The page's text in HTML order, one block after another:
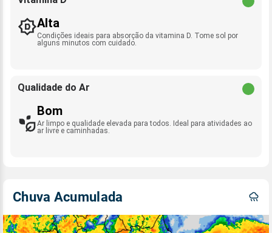
Alta
Condições ideais para absorção da vitamina D. Tome sol por
alguns minutos com cuidado.
Qualidade do Ar
Bom
Ar limpo e qualidade elevada para todos. Ideal para atividades ao
ar livre e caminhadas.
Chuva Acumulada